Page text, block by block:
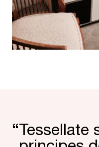
“Tessel­late